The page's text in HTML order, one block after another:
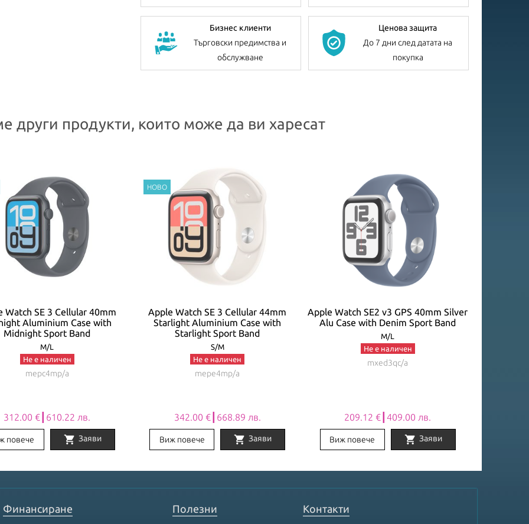
Бизнес клиенти
Търговски предимства и
обслужване
Ценова защита
До 7 дни след датата на
покупка
други продукти, които може да ви харесат
Watch SE 3 Cellular 40mm
Aluminium Case with
Midnight Sport Band
M/L
Не е наличен
mepc4mp/a
312.00 €┃610.22 лв.
повече shopping_cart Заяви
Apple Watch SE 3 Cellular 44mm
Starlight Aluminium Case with
Starlight Sport Band
S/M
Не е наличен
mepe4mp/a
342.00 €┃668.89 лв.
Виж повече shopping_cart Заяви
Apple Watch SE2 v3 GPS 40mm Silver
Alu Case with Denim Sport Band
M/L
Не е наличен
mxed3qc/a
209.12 €┃409.00 лв.
Виж повече shopping_cart Заяви
Финансиране Полезни Контакти